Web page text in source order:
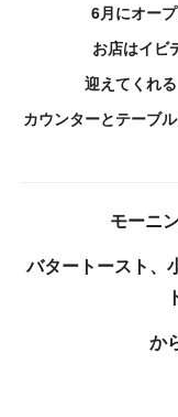
6月にオー
お店はイビ
迎えてくれ
カウンターとテーブ
モーニ
バタートースト、
か